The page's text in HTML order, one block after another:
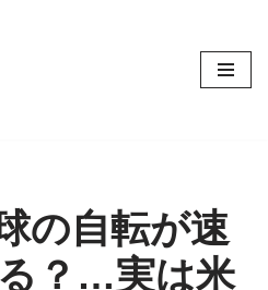
の自転が速
？…実は米